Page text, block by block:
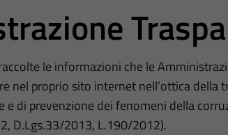
le informazioni che le
nel proprio sito internet nell’ottica della
e di prevenzione dei fenomeni della
D.Lgs.33/2013, L.190/2012).